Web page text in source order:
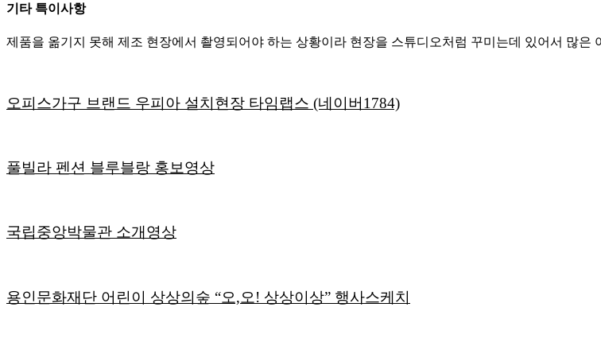
기타 특이사항
제품을 옮기지 못해 제조 현장에서 촬영되어야 하는 상황이라 현장을 스튜디오처럼 꾸미는데 있어서 많은
오피스가구 브랜드 우피아 설치현장 타임랩스 (네이버1784)
풀빌라 펜션 블루블랑 홍보영상
국립중앙박물관 소개영상
용인문화재단 어린이 상상의숲 “오,오! 상상이상” 행사스케치